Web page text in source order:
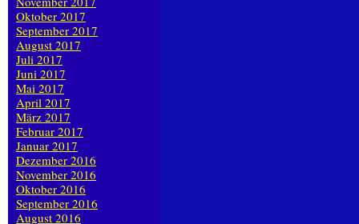
Oktober 2017
September 2017
August 2017
Juli 2017
Juni 2017
Mai 2017
April 2017
März 2017
Februar 2017
Januar 2017
Dezember 2016
November 2016
Oktober 2016
September 2016
August 2016